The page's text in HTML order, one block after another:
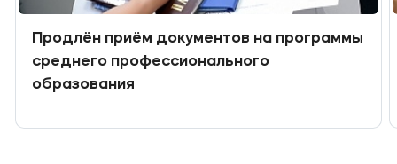
Продлён приём документов на программы
среднего профессионального
образования